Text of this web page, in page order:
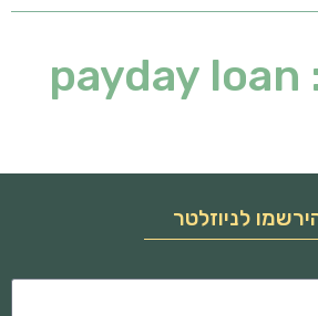
payday loan
לניוזלטר